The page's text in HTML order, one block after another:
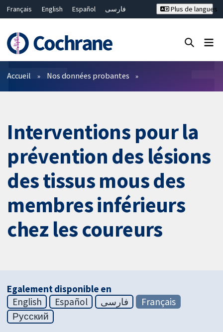
Français English Español
فارسی
Bahasa Malaysia
ไทย
繁體中文
简体中文
Plus de langues
Filtres
Accueil Nos données probantes
Interventions pour la
prévention des lésions
des tissus mous des
membres inférieurs
chez les coureurs
Egalement disponible en
English
Español فارسی
Français
Русский